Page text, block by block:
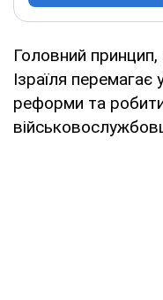
Головний
Ізраїля перемагає
реформи та